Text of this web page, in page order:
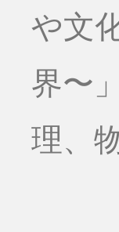
や文
界〜
理、